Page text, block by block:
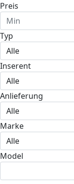
Preis
Typ
Inserent
Anlieferung
Marke
Model